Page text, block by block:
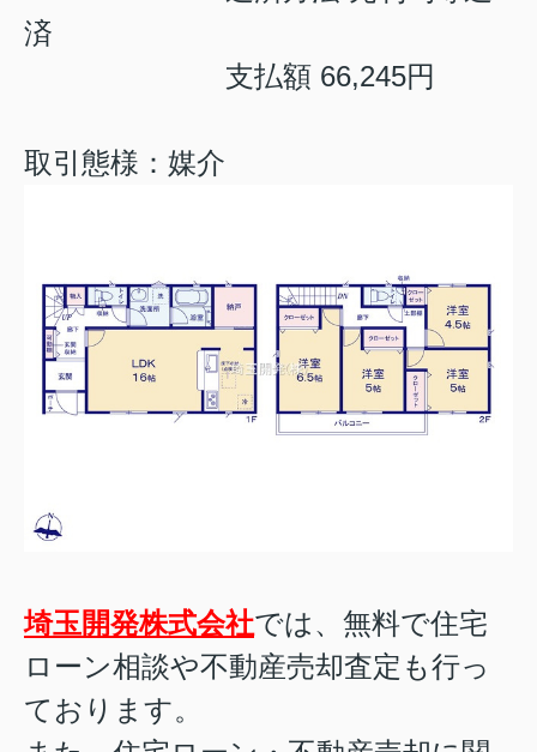
済
支払額 66,245円
取引態様：媒介
埼玉開発株式会社では、無料で住宅
ローン相談や不動産売却査定も行っ
ております。